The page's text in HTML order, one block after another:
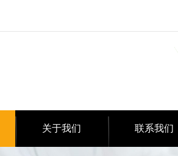
关于我们 联系我们